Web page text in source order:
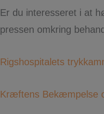
Er du interesseret i at
pressen omkring
Rigshospitalets
Kræftens Bekæmpelse